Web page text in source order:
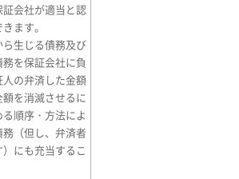
会社が適当と認
ます。
ら生じる債務及び
を保証会社に負
の弁済した金額
を消滅させるに
順序・方法によ
（但し、弁済者
にも充当するこ